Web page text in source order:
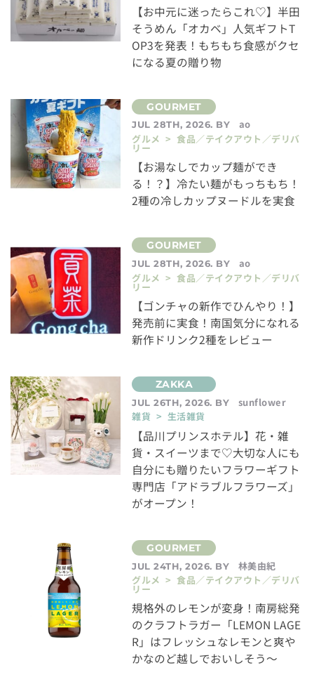
【お中元に迷ったらこれ♡】半田
そうめん「オカベ」人気ギフトT
OP3を発表！もちもち食感がクセ
になる夏の贈り物
JUL 28TH, 2026. BY
ao
グルメ > 食品／テイクアウト／デリバ
リー
【お湯なしでカップ麺ができ
る！？】冷たい麺がもっちもち！
2種の冷しカップヌードルを実食
JUL 28TH, 2026. BY
ao
グルメ > 食品／テイクアウト／デリバ
リー
【ゴンチャの新作でひんやり！】
発売前に実食！南国気分になれる
新作ドリンク2種をレビュー
JUL 26TH, 2026. BY
sunflower
雑貨 > 生活雑貨
【品川プリンスホテル】花・雑
貨・スイーツまで♡大切な人にも
自分にも贈りたいフラワーギフト
専門店「アドラブルフラワーズ」
がオープン！
JUL 24TH, 2026. BY
林美由紀
グルメ > 食品／テイクアウト／デリバ
リー
規格外のレモンが変身！南房総発
のクラフトラガー「LEMON LAGE
R」はフレッシュなレモンと爽や
かなのど越しでおいしそう～